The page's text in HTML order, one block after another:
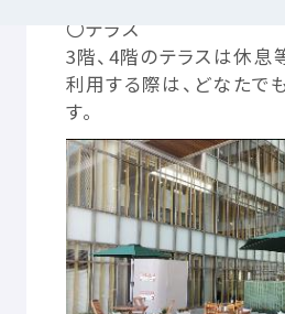
つかいかた
気持ちをはきだす
気に入り
利用規約
〇テラス
3階、4階のテラスは休息
利用する際は、どなたで
す。